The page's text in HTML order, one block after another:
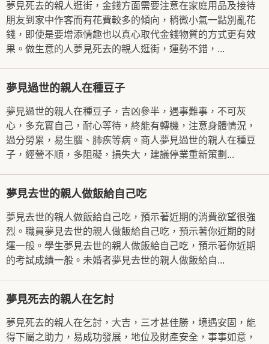
夢見死去的親人逛街，金錢方面需要注意在家庭用品及接待
朋友到家中作客而有花費較多的傾向，稍微小氣一點別亂花
錢，即使是要增添情趣也以真心取代金錢物質的方式更有效
果。做生意的人夢見死去的親人逛街，運勢不錯，...
夢見過世的親人在種豆子
夢見過世的親人在種豆子，吉凶參半，遇事難事，不可灰
心，多充實自己，耐心等待，終能有轉機，注意身體情況，
過分勞累，易生腦、肺疾等病。商人夢見過世的親人在種豆
子，經營不順，多阻礙，損失大，建議停業重新策劃...
夢見去世的親人做飯給自己吃
夢見去世的親人做飯給自己吃，預示著近期的消費欲望很強
烈。職員夢見去世的親人做飯給自己吃，預示著你近期的財
運一般。學生夢見去世的親人做飯給自己吃，預示著你近期
的考試成績一般。未婚者夢見去世的親人做飯給自...
夢見死去的親人在乞討
夢見死去的親人在乞討，大吉，三才甚佳勝，境遇安固，能
得下屬之助力，易成功發展，地位及財產安全，事事如意，